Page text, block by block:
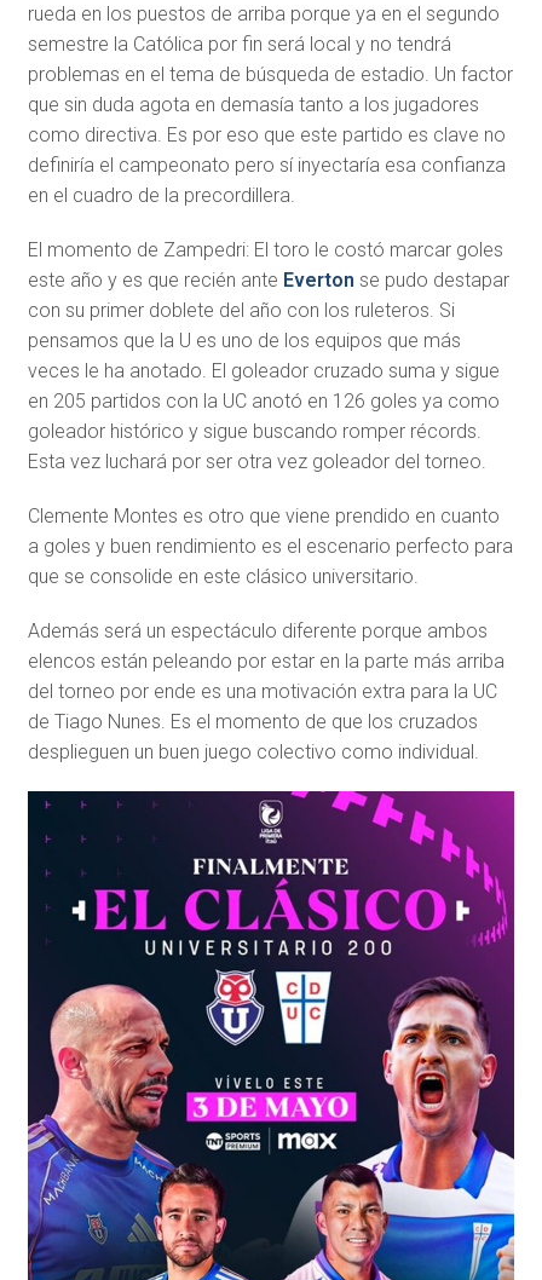
rueda en los puestos de arriba porque ya en el segundo
semestre la Católica por fin será local y no tendrá
problemas en el tema de búsqueda de estadio. Un factor
que sin duda agota en demasía tanto a los jugadores
como directiva. Es por eso que este partido es clave no
definiría el campeonato pero sí inyectaría esa confianza
en el cuadro de la precordillera.
El momento de Zampedri: El toro le costó marcar goles
este año y es que recién ante Everton se pudo destapar
con su primer doblete del año con los ruleteros. Si
pensamos que la U es uno de los equipos que más
veces le ha anotado. El goleador cruzado suma y sigue
en 205 partidos con la UC anotó en 126 goles ya como
goleador histórico y sigue buscando romper récords.
Esta vez luchará por ser otra vez goleador del torneo.
Clemente Montes es otro que viene prendido en cuanto
a goles y buen rendimiento es el escenario perfecto para
que se consolide en este clásico universitario.
Además será un espectáculo diferente porque ambos
elencos están peleando por estar en la parte más arriba
del torneo por ende es una motivación extra para la UC
de Tiago Nunes. Es el momento de que los cruzados
desplieguen un buen juego colectivo como individual.